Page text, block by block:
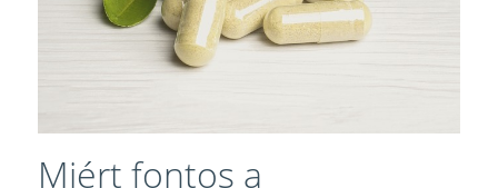
Miért fontos a